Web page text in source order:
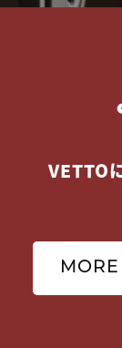
VETTO
MORE